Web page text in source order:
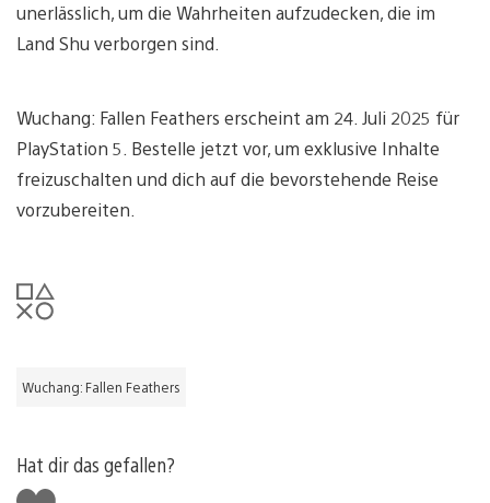
unerlässlich, um die Wahrheiten aufzudecken, die im
Land Shu verborgen sind.
Wuchang: Fallen Feathers erscheint am 24. Juli 2025 für
PlayStation 5. Bestelle jetzt vor, um exklusive Inhalte
freizuschalten und dich auf die bevorstehende Reise
vorzubereiten.
Wuchang: Fallen Feathers
Hat dir das gefallen?
Gefällt